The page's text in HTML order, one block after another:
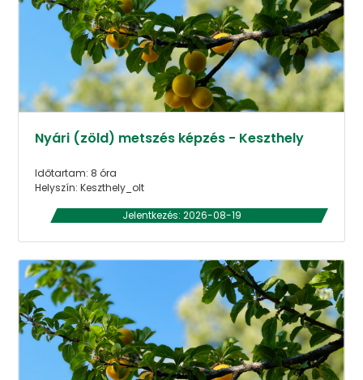
Nyári (zöld) metszés képzés - Keszthely
Időtartam: 8 óra
Helyszín: Keszthely_olt
Jelentkezés: 2026-08-19